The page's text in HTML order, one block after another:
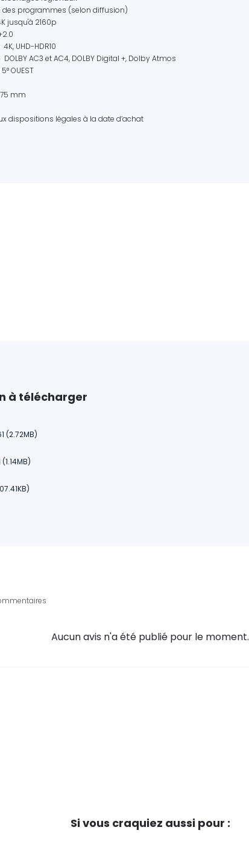
des programmes (selon diffusion)
jusqu'à 2160p
4K, UHD-HDR10
DOLBY AC3 et AC4, DOLBY Digital +, Dolby Atmos
OUEST
75 mm
dispositions légales à la date d’achat
à télécharger
(2.72MB)
Aucun avis n'a été publié pour le moment.
Si vous craquiez aussi pour :